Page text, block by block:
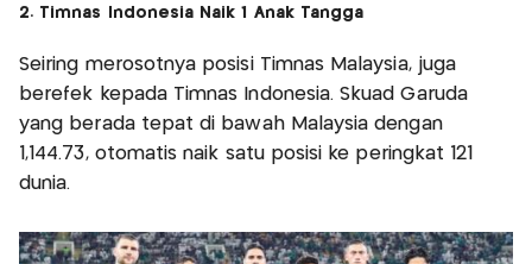
2. Timnas Indonesia Naik 1 Anak Tangga
Seiring merosotnya posisi Timnas Malaysia, juga
berefek kepada Timnas Indonesia. Skuad Garuda
yang berada tepat di bawah Malaysia dengan
1,144.73, otomatis naik satu posisi ke peringkat 121
dunia.